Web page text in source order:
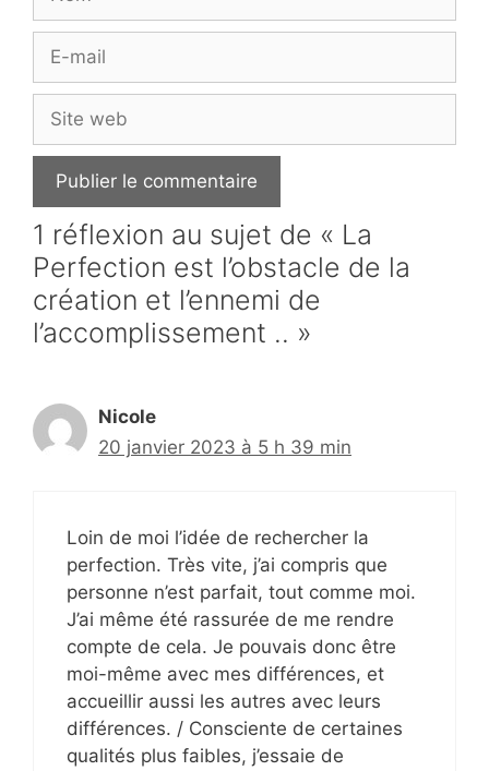
mail
web
1 réflexion au sujet de « La
Perfection est l’obstacle de la
création et l’ennemi de
l’accomplissement .. »
Nicole
20 janvier 2023 à 5 h 39 min
Loin de moi l’idée de rechercher la
perfection. Très vite, j’ai compris que
personne n’est parfait, tout comme moi.
J’ai même été rassurée de me rendre
compte de cela. Je pouvais donc être
moi-même avec mes différences, et
accueillir aussi les autres avec leurs
différences. / Consciente de certaines
qualités plus faibles, j’essaie de